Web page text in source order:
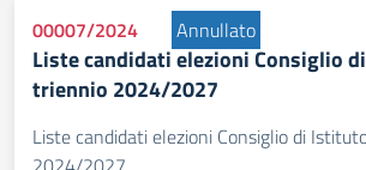
00007/2024 Annullato
Liste candidati elezioni Consiglio
triennio 2024/2027
Liste candidati elezioni Consiglio di